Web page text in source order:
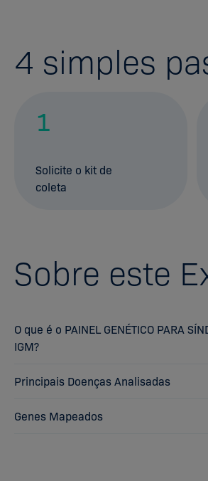
4 simples
1
Solicite o kit de
coleta
Sobre este
O que é o PAINEL GENÉTICO PARA
IGM?
Principais Doenças Analisadas
Genes Mapeados